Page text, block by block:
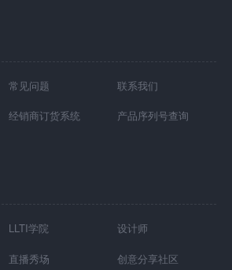
常见问题 联系我们
经销商订货系统 产品序列号查询
LLTI学院 设计师
直播秀场 创意分享社区